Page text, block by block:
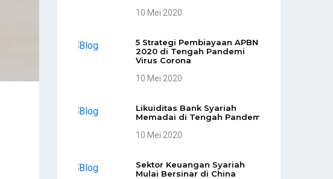
10 Mei 2020
5 Strategi Pembiayaan APBN
2020 di Tengah Pandemi
Virus Corona
10 Mei 2020
Likuiditas Bank Syariah
Memadai di Tengah Pandemi
10 Mei 2020
Sektor Keuangan Syariah
Mulai Bersinar di China